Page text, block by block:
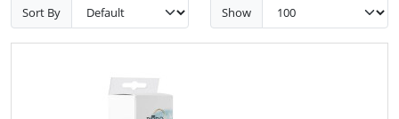
Sort By Show